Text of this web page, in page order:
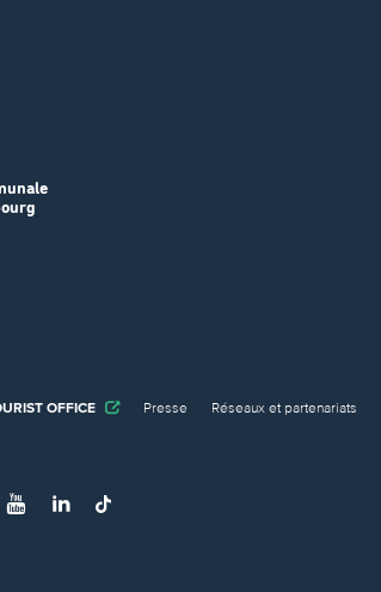
OFFICE Presse Réseaux et partenariats